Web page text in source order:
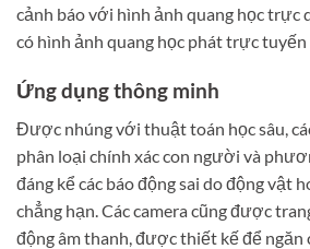
cảnh báo với hình ảnh quang học trực
có hình ảnh quang học phát trực
Ứng dụng thông minh
Được nhúng với thuật toán học sâu,
phân loại chính xác con người và
đáng kể các báo động sai do động vật
chẳng hạn. Các camera cũng được
động âm thanh, được thiết kế để ngăn